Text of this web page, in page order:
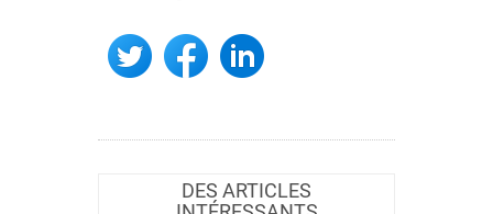
DES ARTICLES